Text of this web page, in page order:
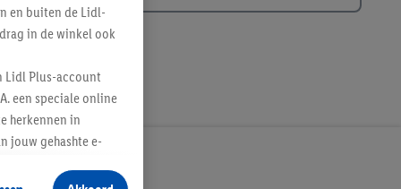
en buiten de Lidl-
in de winkel ook
Lidl Plus-account
een speciale online
herkennen in
jouw gehashte e-